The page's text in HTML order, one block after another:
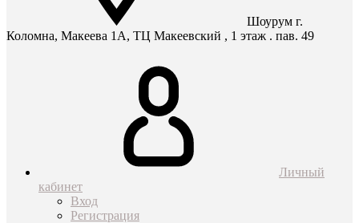
Шоурум г.
Коломна, Макеева 1А, ТЦ Макеевский , 1 этаж . пав. 49
Личный
кабинет
Вход
Регистрация